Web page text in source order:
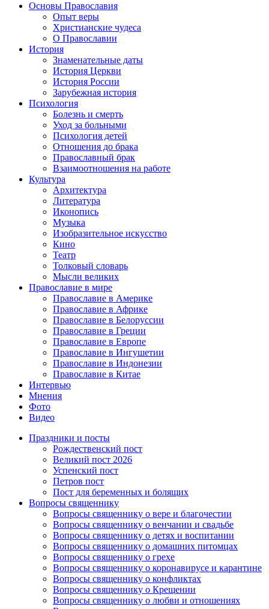
Основы Православия
Опыт веры
Христианские чудеса
О Православии
История
Знаменательные даты
История Церкви
История России
Зарубежная история
Психология
Болезнь и смерть
Уход за больными
Психология детей
Отношения до брака
Православный брак
Взаимоотношения на работе
Культура
Архитектура
Литература
Иконопись
Музыка
Изобразительное искусство
Кино
Театр
Толковый словарь
Мысли великих
Православие в мире
Православие в Америке
Православие в Африке
Православие в Белоруссии
Православие в Греции
Православие в Европе
Православие в Ингушетии
Православие в Индонезии
Православие в Китае
Интервью
Мнения
Фото
Видео
Праздники и посты
Рождественский пост
Великий пост 2026
Успенский пост
Петров пост
Пост для беременных и болящих
Вопросы священнику
Вопросы священнику о вере и благочестии
Вопросы священнику о венчании и свадьбе
Вопросы священнику о детях и воспитании
Вопросы священнику о домашних питомцах
Вопросы священнику о грехе
Вопросы священнику о коронавирусе и карантине
Вопросы священнику о конфликтах
Вопросы священнику о Крещении
Вопросы священнику о любви и отношениях